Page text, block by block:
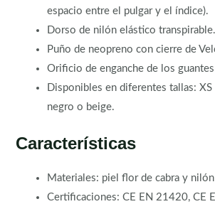
espacio entre el pulgar y el índice).
Dorso de nilón elástico transpirable.
Puño de neopreno con cierre de
Orificio de enganche de los guantes
Disponibles en diferentes tallas:
negro o beige.
Características
Materiales: piel flor de cabra y
Certificaciones: CE EN 21420, CE